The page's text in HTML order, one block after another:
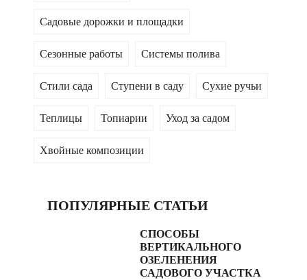
Садовые дорожки и площадки
Сезонные работы Системы полива
Стили сада Ступени в саду Сухие ручьи
Теплицы Топиарии Уход за садом
Хвойные композиции
ПОПУЛЯРНЫЕ СТАТЬИ
СПОСОБЫ
ВЕРТИКАЛЬНОГО
ОЗЕЛЕНЕНИЯ
САДОВОГО УЧАСТКА